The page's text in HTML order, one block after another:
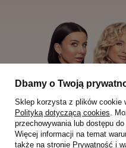
Dbamy o Twoją
Sklep korzysta z plików cookie
Polityką dotyczącą cookies.
przechowywania lub dostępu
Więcej informacji na temat
także na stronie Prywatność i